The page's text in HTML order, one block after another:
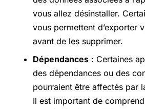
vous allez désinstaller.
vous permettent d’exporter
avant de les supprimer.
Dépendances : Certaines
des dépendances ou des
pourraient être affectés par
Il est important de